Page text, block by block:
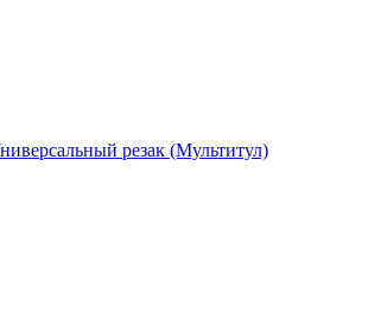
резак (Мультитул)